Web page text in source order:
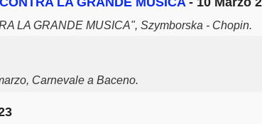
LA GRANDE MUSICA", Szymborska - Chopin.
Carnevale a Baceno.